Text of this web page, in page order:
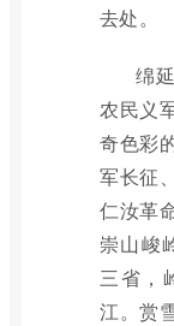
去处。
绵
农民义
奇色彩
军长征
仁汝革
崇山峻
三省，
江。赏